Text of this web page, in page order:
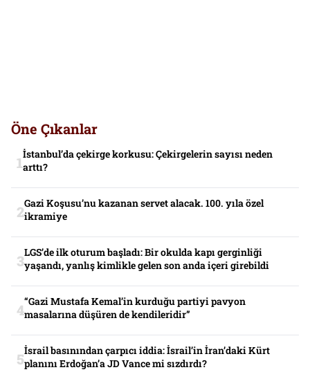
Öne Çıkanlar
İstanbul’da çekirge korkusu: Çekirgelerin sayısı neden
arttı?
Gazi Koşusu’nu kazanan servet alacak. 100. yıla özel
ikramiye
LGS’de ilk oturum başladı: Bir okulda kapı gerginliği
yaşandı, yanlış kimlikle gelen son anda içeri girebildi
“Gazi Mustafa Kemal’in kurduğu partiyi pavyon
masalarına düşüren de kendileridir”
İsrail basınından çarpıcı iddia: İsrail’in İran’daki Kürt
planını Erdoğan’a JD Vance mi sızdırdı?